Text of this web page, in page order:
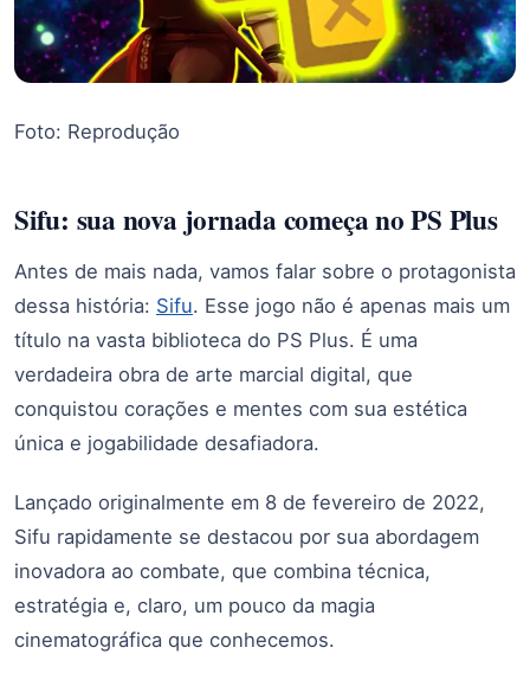
Foto: Reprodução
Sifu: sua nova jornada começa no PS Plus
Antes de mais nada, vamos falar sobre o protagonista
dessa história: Sifu. Esse jogo não é apenas mais um
título na vasta biblioteca do PS Plus. É uma
verdadeira obra de arte marcial digital, que
conquistou corações e mentes com sua estética
única e jogabilidade desafiadora.
Lançado originalmente em 8 de fevereiro de 2022,
Sifu rapidamente se destacou por sua abordagem
inovadora ao combate, que combina técnica,
estratégia e, claro, um pouco da magia
cinematográfica que conhecemos.